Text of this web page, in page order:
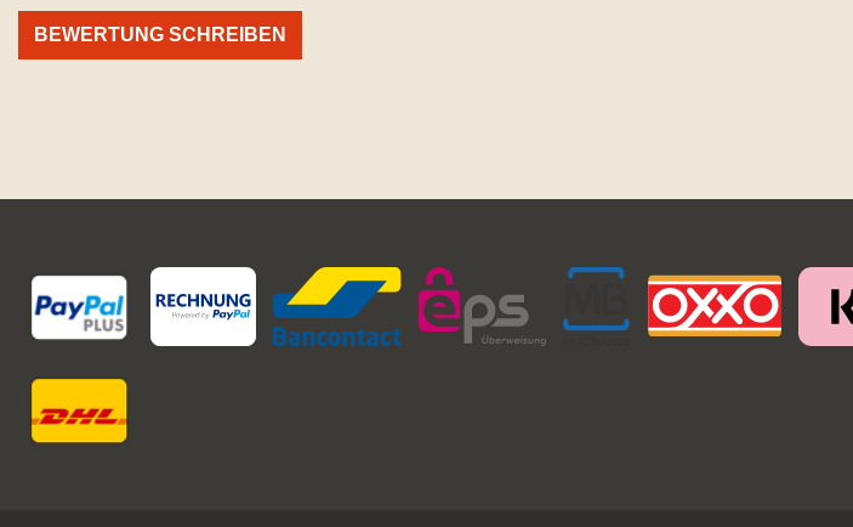
BEWERTUNG SCHREIBEN